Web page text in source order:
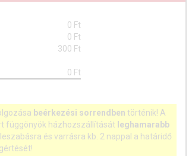
0 Ft
0 Ft
300 Ft
0 Ft
beérkezési sorrendben történik! A
függönyök házhozszállítását leghamarabb
és varrásra kb. 2 nappal a határidő